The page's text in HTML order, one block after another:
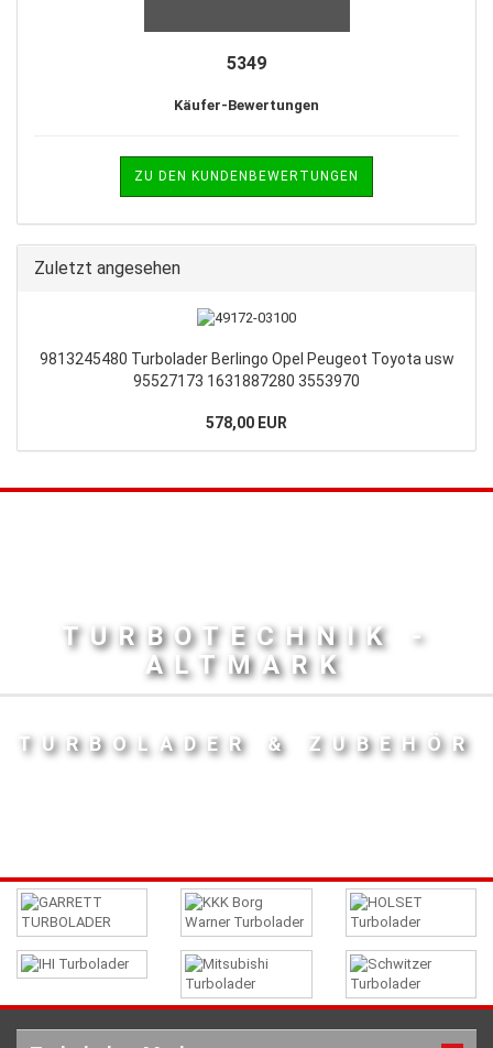
5349
Käufer-Bewertungen
ZU DEN KUNDENBEWERTUNGEN
Zuletzt angesehen
9813245480 Turbolader Berlingo Opel Peugeot Toyota usw
95527173 1631887280 3553970
578,00 EUR
TURBOTECHNIK -
ALTMARK
TURBOLADER & ZUBEHÖR